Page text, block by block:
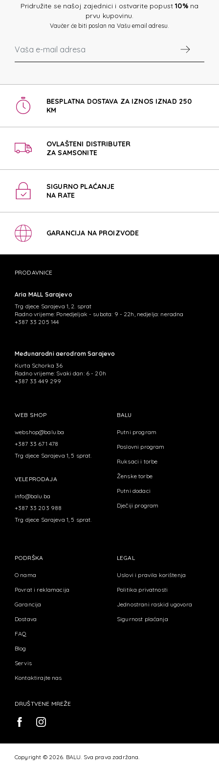
Pridružite se našoj zajednici i ostvarite popust10%na
prvu kupovinu.
Vaučer će biti poslan na Vašu email adresu.
BESPLATNA DOSTAVA ZA IZNOS IZNAD 250
KM
OVLAŠTENI DISTRIBUTER
ZA SAMSONITE
SIGURNO PLAĆANJE
NA RATE
GARANCIJA NA PROIZVODE
PRODAVNICE
Aria MALL Sarajevo
Trg djece Sarajeva 1, 2. sprat
Radno vrijeme: Ponedjeljak - subota: 9 - 22h, nedjelja: neradna
+387 33 205 144
Međunarodni aerodrom Sarajevo
Kurta Schorka 36
Radno vrijeme: Svaki dan: 6 - 20h
+387 33 449 299
WEB SHOP
webshop@balu.ba
+387 33 671 478
Trg djece Sarajeva 1, 5 sprat.
VELEPRODAJA
info@balu.ba
+387 33 203 988
Trg djece Sarajeva 1, 5 sprat.
BALU
Putni program
Poslovni program
Ruksaci i torbe
Ženske torbe
Putni dodaci
Dječiji program
PODRŠKA
O nama
Povrat i reklamacija
Garancija
Dostava
FAQ
Blog
Servis
Kontaktirajte nas
LEGAL
Uslovi i pravila korištenja
Politika privatnosti
Jednostrani raskid ugovora
Sigurnost plaćanja
DRUŠTVENE MREŽE
Copyright © 2026. BALU. Sva prava zadržana.